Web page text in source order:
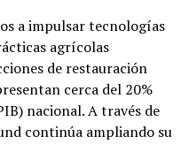
a impulsar tecnologías
agrícolas
de restauración
cerca del 20%
nacional. A través de
continúa ampliando su